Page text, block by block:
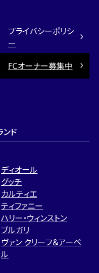
プライバシーポリシ
ー
FCオーナー募集中
ド
ディオール
グッチ
カルティエ
ティファニー
ハリー・ウィンストン
ブルガリ
ヴァン クリーフ＆アーペ
ル